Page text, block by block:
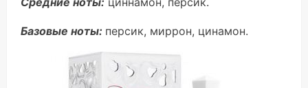
Базовые ноты: персик, миррон, цинамон.